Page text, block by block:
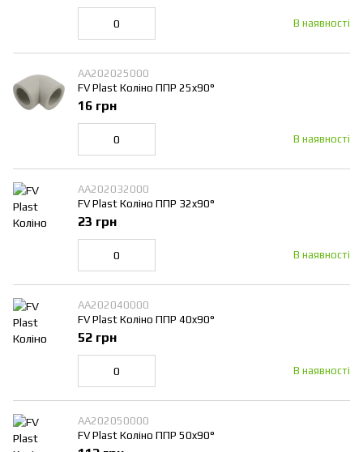
В наявності
AA202025000
FV Plast Коліно ППР 25x90°
В наявності
16 грн
AA202032000
FV Plast Коліно ППР 32x90°
В наявності
23 грн
AA202040000
FV Plast Коліно ППР 40x90°
В наявності
52 грн
AA202050000
FV Plast Коліно ППР 50x90°